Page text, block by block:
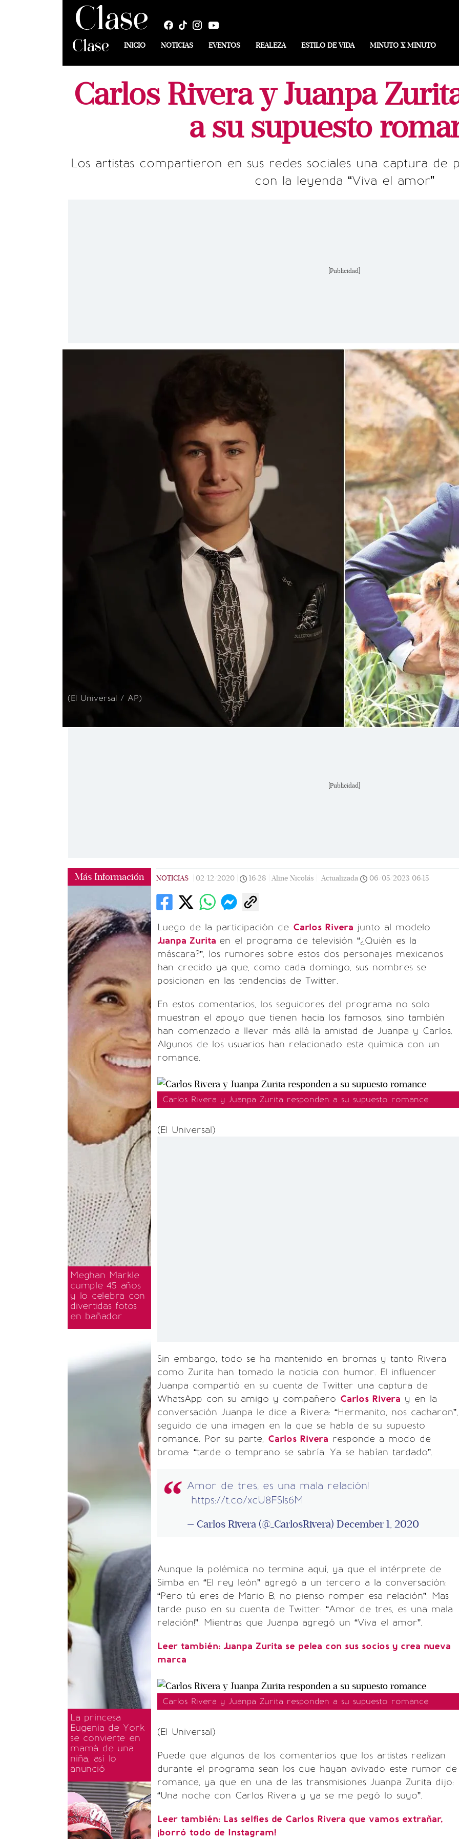
INICIO NOTICIAS EVENTOS REALEZA ESTILO DE VIDA MINUTO X MINUTO
Carlos Rivera y Juanpa
a su supuesto
Los artistas compartieron en sus redes sociales una captura de
con la leyenda “Viva el amor”
[Publicidad]
(El Universal / AP)
[Publicidad]
Más Información
Meghan Markle
cumple 45 años
y lo celebra con
divertidas fotos
en bañador
La princesa
Eugenia de York
se convierte en
mamá de una
niña, así lo
anunció
NOTICIAS 02/12/2020 16:28 Aline Nicolás | Actualizada 06/05/2023 06:15
Luego de la participación de Carlos Rivera junto al modelo
Juanpa Zurita en el programa de televisión “¿Quién es la
máscara?”, los rumores sobre estos dos personajes mexicanos
han crecido ya que, como cada domingo, sus nombres se
posicionan en las tendencias de Twitter.
En estos comentarios, los seguidores del programa no solo
muestran el apoyo que tienen hacia los famosos, sino también
han comenzado a llevar más allá la amistad de Juanpa y Carlos.
Algunos de los usuarios han relacionado esta química con un
romance.
Carlos Rivera y Juanpa Zurita responden a su supuesto romance
(El Universal)
Sin embargo, todo se ha mantenido en bromas y tanto Rivera
como Zurita han tomado la noticia con humor. El influencer
Juanpa compartió en su cuenta de Twitter una captura de
WhatsApp con su amigo y compañero Carlos Rivera y en la
conversación Juanpa le dice a Rivera: “Hermanito, nos cacharon”,
seguido de una imagen en la que se habla de su supuesto
romance. Por su parte, Carlos Rivera responde a modo de
broma: “tarde o temprano se sabría. Ya se habían tardado”.
Amor de tres, es una mala relación!
https://t.co/xcU8FSls6M
— Carlos Rivera (@_CarlosRivera) December 1, 2020
Aunque la polémica no termina aquí, ya que el intérprete de
Simba en “El rey león” agregó a un tercero a la conversación:
“Pero tú eres de Mario B, no pienso romper esa relación”. Mas
tarde puso en su cuenta de Twitter: “Amor de tres, es una mala
relación!”. Mientras que Juanpa agregó un “Viva el amor”.
Leer también: Juanpa Zurita se pelea con sus socios y crea nueva
marca
Carlos Rivera y Juanpa Zurita responden a su supuesto romance
(El Universal)
Puede que algunos de los comentarios que los artistas realizan
durante el programa sean los que hayan avivado este rumor de
romance, ya que en una de las transmisiones Juanpa Zurita dijo:
“Una noche con Carlos Rivera y ya se me pegó lo suyo”.
Leer también: Las selfies de Carlos Rivera que vamos extrañar,
¡borró todo de Instagram!